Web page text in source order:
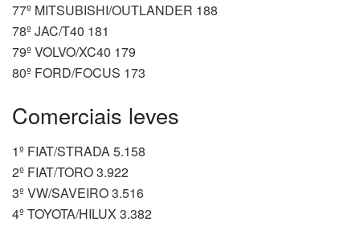
77º MITSUBISHI/OUTLANDER 188
78º JAC/T40 181
79º VOLVO/XC40 179
80º FORD/FOCUS 173
Comerciais leves
1º FIAT/STRADA 5.158
2º FIAT/TORO 3.922
3º VW/SAVEIRO 3.516
4º TOYOTA/HILUX 3.382